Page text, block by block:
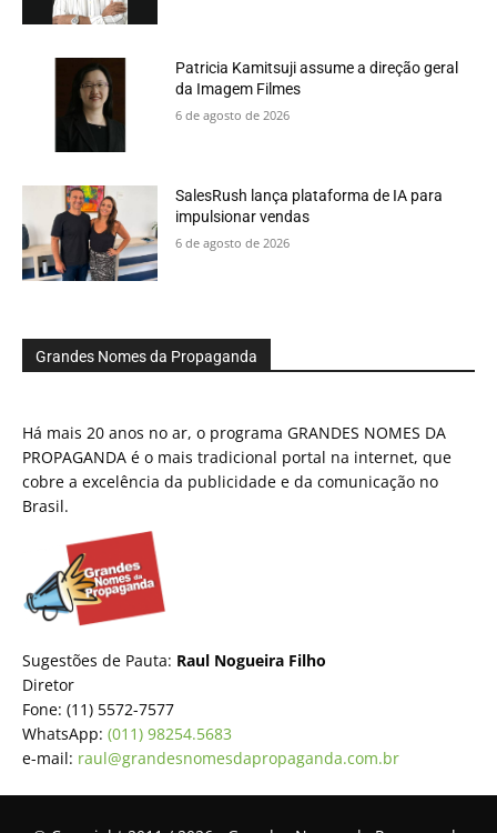
Patricia Kamitsuji assume a direção geral
da Imagem Filmes
6 de agosto de 2026
SalesRush lança plataforma de IA para
impulsionar vendas
6 de agosto de 2026
Grandes Nomes da Propaganda
Há mais 20 anos no ar, o programa GRANDES NOMES DA
PROPAGANDA é o mais tradicional portal na internet, que
cobre a excelência da publicidade e da comunicação no
Brasil.
Sugestões de Pauta: Raul Nogueira Filho
Diretor
Fone: (11) 5572-7577
WhatsApp: (011) 98254.5683
e-mail: raul@grandesnomesdapropaganda.com.br